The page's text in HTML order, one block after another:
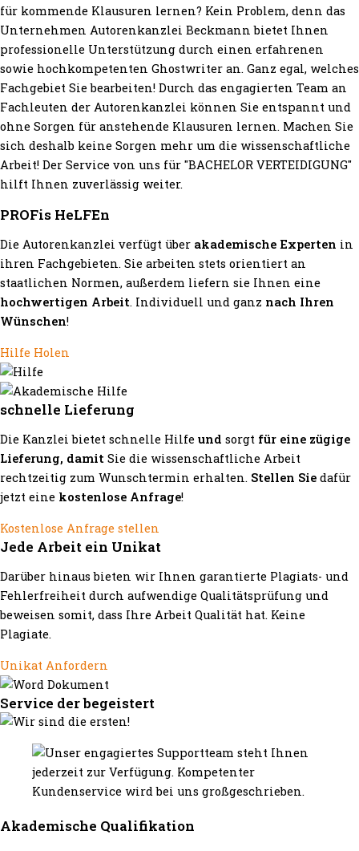
für kommende Klausuren lernen? Kein Problem, denn das
Unternehmen Autorenkanzlei Beckmann bietet Ihnen
professionelle Unterstützung durch einen erfahrenen
sowie hochkompetenten Ghostwriter an. Ganz egal, welches
Fachgebiet Sie bearbeiten! Durch das engagierten Team an
Fachleuten der Autorenkanzlei können Sie entspannt und
ohne Sorgen für anstehende Klausuren lernen. Machen Sie
sich deshalb keine Sorgen mehr um die wissenschaftliche
Arbeit! Der Service von uns für "BACHELOR VERTEIDIGUNG"
hilft Ihnen zuverlässig weiter.
PROFis HeLFEn
Die Autorenkanzlei verfügt über akademische Experten in
ihren Fachgebieten. Sie arbeiten stets orientiert an
staatlichen Normen, außerdem liefern sie Ihnen eine
hochwertigen Arbeit. Individuell und ganz nach Ihren
Wünschen!
Hilfe Holen
schnelle Lieferung
Die Kanzlei bietet schnelle Hilfe und sorgt für eine zügige
Lieferung, damit Sie die wissenschaftliche Arbeit
rechtzeitig zum Wunschtermin erhalten. Stellen Sie dafür
jetzt eine kostenlose Anfrage!
Kostenlose Anfrage stellen
Jede Arbeit ein Unikat
Darüber hinaus bieten wir Ihnen garantierte Plagiats- und
Fehlerfreiheit durch aufwendige Qualitätsprüfung und
beweisen somit, dass Ihre Arbeit Qualität hat. Keine
Plagiate.
Unikat Anfordern
Service der begeistert
Akademische Qualifikation